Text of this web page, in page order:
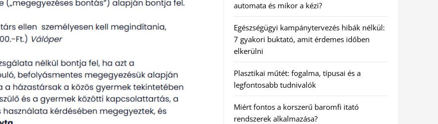
automata és mikor a kézi?
Egészségügyi kampánytervezés hibák nélkül:
7 gyakori buktató, amit érdemes időben
elkerülni
Plasztikai műtét: fogalma, típusai és a
legfontosabb tudnivalók
Miért fontos a korszerű baromfi itató
rendszerek alkalmazása?